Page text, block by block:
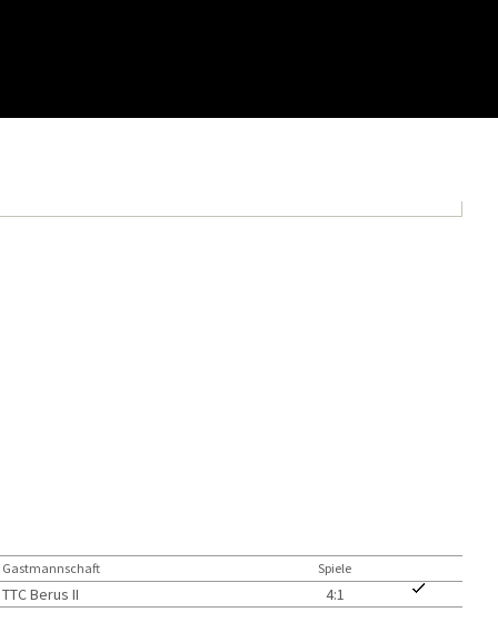
Gastmannschaft Spiele
TTC Berus II 4:1